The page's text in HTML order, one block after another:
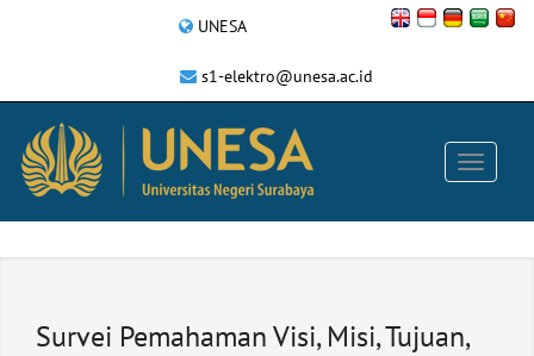
UNESA
s1-elektro@unesa.ac.id
Survei Pemahaman Visi, Misi, Tujuan,